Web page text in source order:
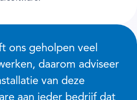
ons geholpen veel
daarom adviseer
van deze
aan ieder bedrijf dat